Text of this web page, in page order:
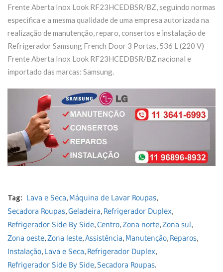
Frente Aberta Inox Look RF23HCEDBSR/BZ, seguindo normas
especifica e a mesma qualidade de uma empresa autorizada na
realização de manutenção, reparo, consertos e instalação de
Refrigerador Samsung French Door 3 Portas, 536 L (220 V)
Frente Aberta Inox Look RF23HCEDBSR/BZ nacional e
importado das marcas: Samsung.
Tag: Lava e Seca, Máquina de Lavar Roupas,
Secadora Roupas,Geladeira, Refrigerador Duplex,
Refrigerador Side By Side,Centro,Zona norte,Zona sul,
Zona oeste,Zona leste,Assistência, Manutenção, Reparos,
Instalação, Lava e Seca, Refrigerador Duplex,
Refrigerador Side By Side, Secadora Roupas.